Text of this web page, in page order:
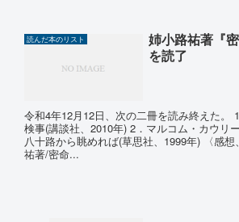
読んだ本のリスト
姉小路祐著『
を読了
令和4年12月12日、次の二冊を読み終えた。
検事(講談社、2010年) 2．マルコム・カウリ
八十路から眺めれば(草思社、1999年) 〈感
祐著/密命...